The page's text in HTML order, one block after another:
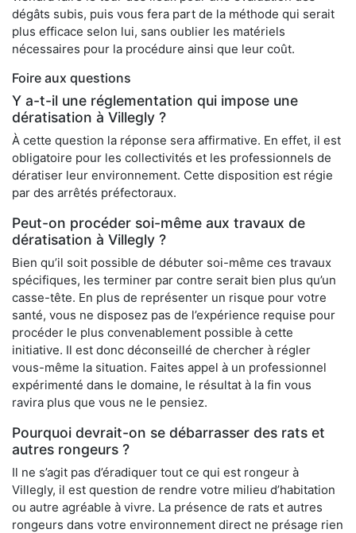
dégâts subis, puis vous fera part de la méthode qui serait
plus efficace selon lui, sans oublier les matériels
nécessaires pour la procédure ainsi que leur coût.
Foire aux questions
Y a-t-il une réglementation qui impose une
dératisation à Villegly ?
À cette question la réponse sera affirmative. En effet, il est
obligatoire pour les collectivités et les professionnels de
dératiser leur environnement. Cette disposition est régie
par des arrêtés préfectoraux.
Peut-on procéder soi-même aux travaux de
dératisation à Villegly ?
Bien qu’il soit possible de débuter soi-même ces travaux
spécifiques, les terminer par contre serait bien plus qu’un
casse-tête. En plus de représenter un risque pour votre
santé, vous ne disposez pas de l’expérience requise pour
procéder le plus convenablement possible à cette
initiative. Il est donc déconseillé de chercher à régler
vous-même la situation. Faites appel à un professionnel
expérimenté dans le domaine, le résultat à la fin vous
ravira plus que vous ne le pensiez.
Pourquoi devrait-on se débarrasser des rats et
autres rongeurs ?
Il ne s’agit pas d’éradiquer tout ce qui est rongeur à
Villegly, il est question de rendre votre milieu d’habitation
ou autre agréable à vivre. La présence de rats et autres
rongeurs dans votre environnement direct ne présage rien